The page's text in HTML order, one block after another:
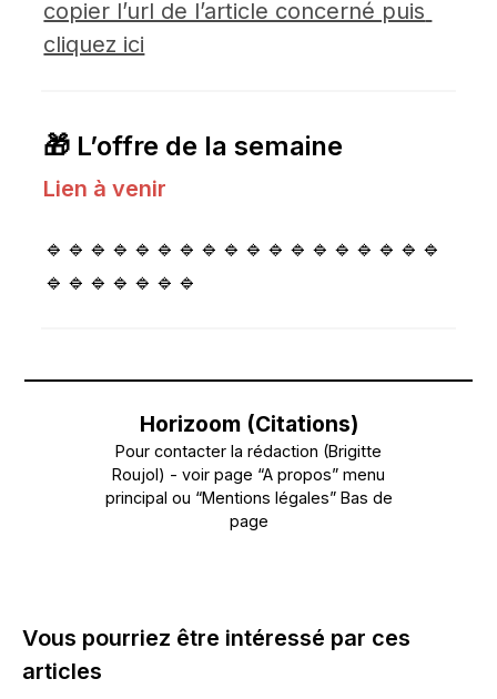
copier l’url de l’article concerné puis
cliquez ici
🎁 L’offre de la semaine
Lien à venir
🔹🔹🔹🔹🔹🔹🔹🔹🔹🔹🔹🔹🔹🔹🔹🔹🔹🔹
🔹🔹🔹🔹🔹🔹🔹
Horizoom (Citations)
Pour contacter la rédaction (Brigitte
Roujol) - voir page “A propos” menu
principal ou “Mentions légales” Bas de
page
Vous pourriez être intéressé par ces
articles